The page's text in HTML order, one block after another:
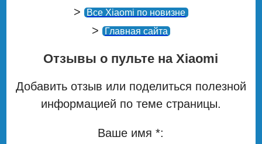
> Все Xiaomi по новизне
> Главная сайта
Отзывы о пульте на Xiaomi
Добавить отзыв или поделиться полезной
информацией по теме страницы.
Ваше имя *: